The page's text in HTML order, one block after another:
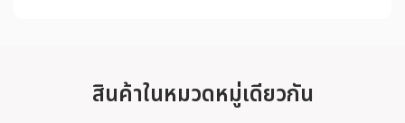
สินค้าในหมวดหมู่เดียวกัน